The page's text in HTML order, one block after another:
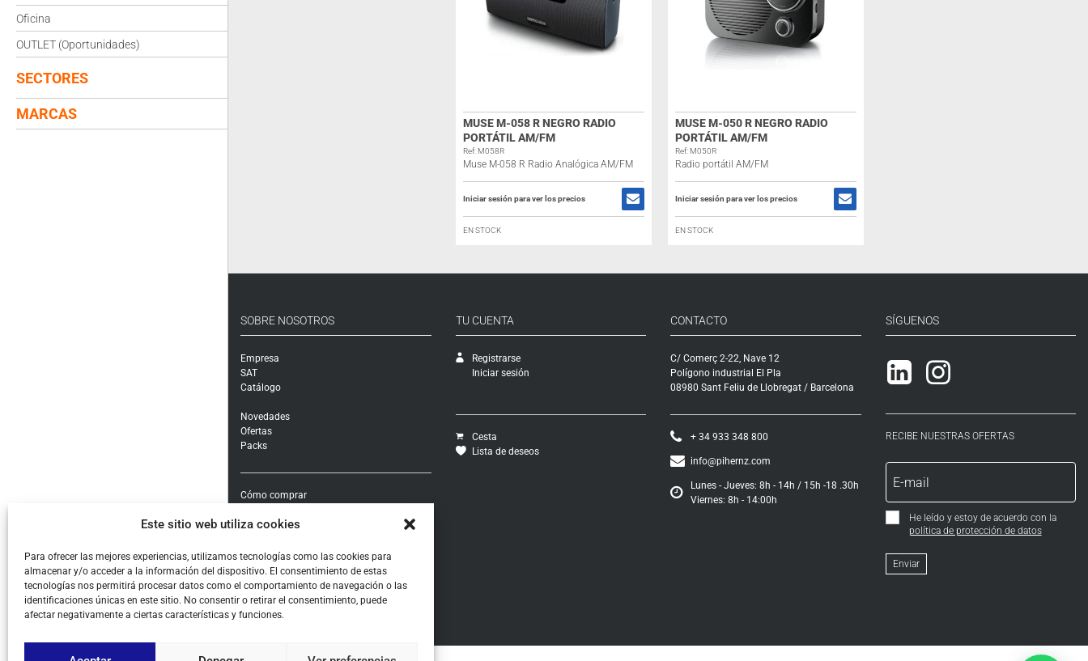
Este sitio web utiliza cookies
Para ofrecer las mejores experiencias, utilizamos tecnologías como las cookies para
almacenar y/o acceder a la información del dispositivo. El consentimiento de estas
tecnologías nos permitirá procesar datos como el comportamiento de navegación o las
identificaciones únicas en este sitio. No consentir o retirar el consentimiento, puede
afectar negativamente a ciertas características y funciones.
Oficina
OUTLET (Oportunidades)
SECTORES
MARCAS
MUSE M-058 R NEGRO RADIO
PORTÁTIL AM/FM
Ref: M058R
Muse M-058 R Radio Analógica AM/FM
Iniciar sesión para ver los precios
EN STOCK
MUSE M-050 R NEGRO RADIO
PORTÁTIL AM/FM
Ref: M050R
Radio portátil AM/FM
Iniciar sesión para ver los precios
EN STOCK
SOBRE NOSOTROS
Empresa
SAT
Catálogo
Novedades
Ofertas
Packs
Cómo comprar
Garantía, cambios y devoluciones
Condiciones generales de contratación
Aviso legal
Política de Privacidad
Cookies
TU CUENTA
Registrarse
Iniciar sesión
Cesta
Lista de deseos
CONTACTO
C/ Comerç 2-22, Nave 12
Polígono industrial El Pla
08980 Sant Feliu de Llobregat / Barcelona
+ 34 933 348 800
info@pihernz.com
Lunes - Jueves: 8h - 14h / 15h -18 .30h
Viernes: 8h - 14:00h
SÍGUENOS
Linkedin
Instagram
RECIBE NUESTRAS OFERTAS
He leído y estoy de acuerdo con la
política de protección de datos